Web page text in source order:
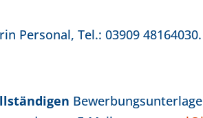
Personal, Tel.: 03909 48164030.